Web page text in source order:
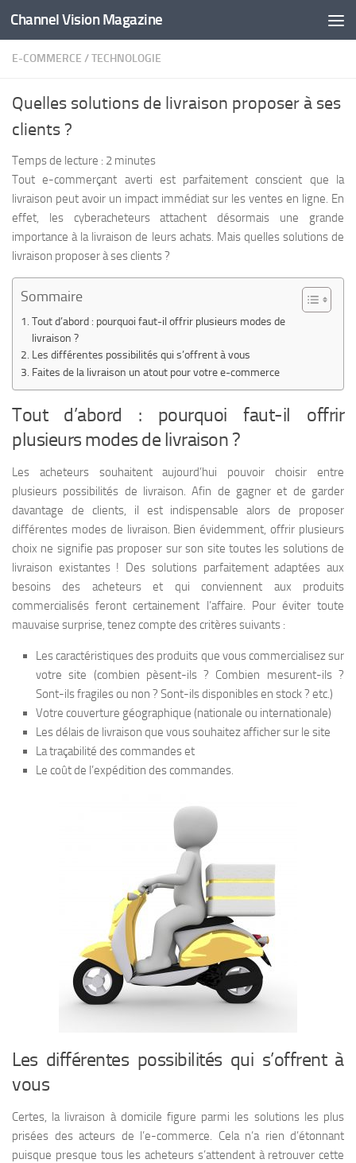
Skip to content
Channel Vision Magazine
E-COMMERCE /TECHNOLOGIE
Quelles solutions de livraison proposer à ses
clients ?
Temps de lecture : 2 minutes
Tout e-commerçant averti est parfaitement conscient que la
livraison peut avoir un impact immédiat sur ​​les ventes en ligne. En
effet, les cyberacheteurs attachent désormais une grande
importance à la livraison de leurs achats. Mais quelles solutions de
livraison proposer à ses clients ?
Sommaire
Tout d’abord : pourquoi faut-il offrir plusieurs modes de
livraison ?
Les différentes possibilités qui s’offrent à vous
Faites de la livraison un atout pour votre e-commerce
Tout d’abord : pourquoi faut-il offrir
plusieurs modes de livraison ?
Les acheteurs souhaitent aujourd’hui pouvoir choisir entre
plusieurs possibilités de livraison. Afin de gagner et de garder
davantage de clients, il est indispensable alors de proposer
différentes modes de livraison. Bien évidemment, offrir plusieurs
choix ne signifie pas proposer sur son site toutes les solutions de
livraison existantes ! Des solutions parfaitement adaptées aux
besoins des acheteurs et qui conviennent aux produits
commercialisés feront certainement l’affaire. Pour éviter toute
mauvaise surprise, tenez compte des critères suivants :
Les caractéristiques des produits que vous commercialisez sur
votre site (combien pèsent-ils ? Combien mesurent-ils ?
Sont-ils fragiles ou non ? Sont-ils disponibles en stock ? etc.)
Votre couverture géographique (nationale ou internationale)
Les délais de livraison que vous souhaitez afficher sur le site
La traçabilité des commandes et
Le coût de l’expédition des commandes.
Les différentes possibilités qui s’offrent à
vous
Certes, la livraison à domicile figure parmi les solutions les plus
prisées des acteurs de l’e-commerce. Cela n’a rien d’étonnant
puisque presque tous les acheteurs s’attendent à retrouver cette